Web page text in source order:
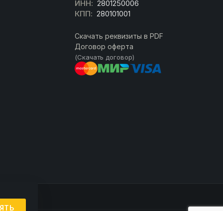
ИНН: 2801250006
КПП: 280101001
Скачать реквизиты в PDF
Договор оферта
(Скачать договор)